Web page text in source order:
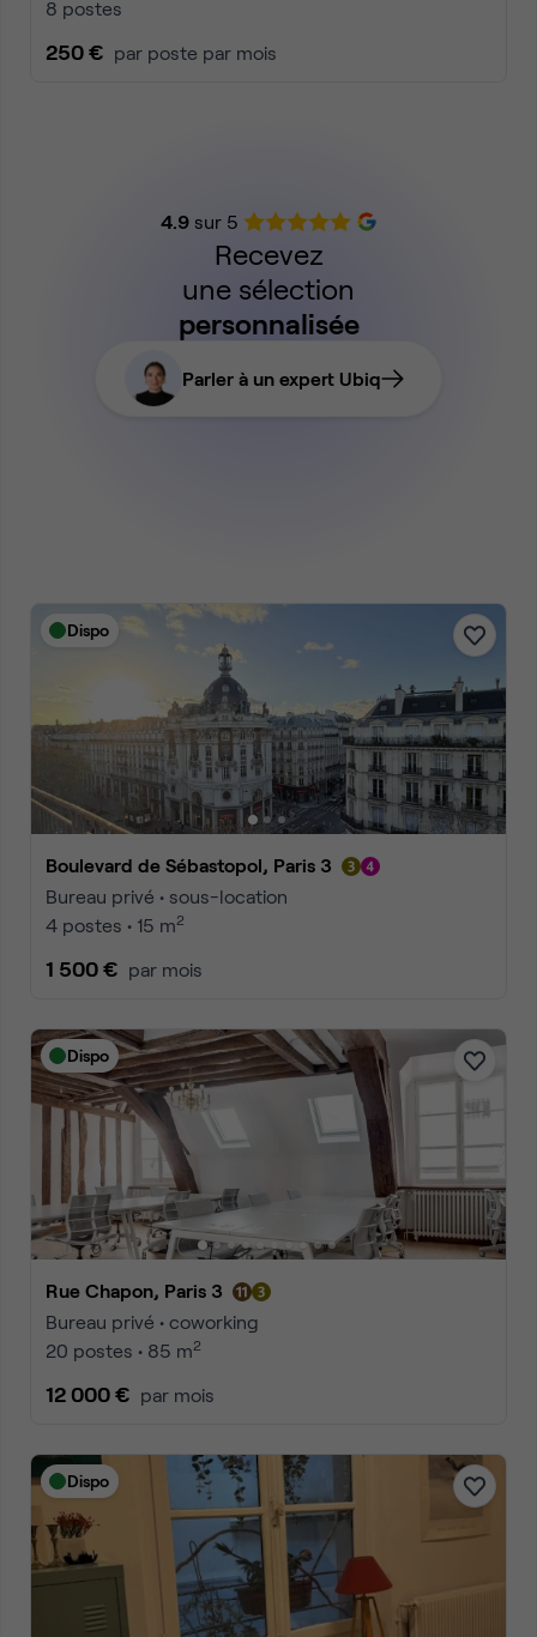
8 postes
250 € par poste par mois
4.9sur 5
Recevez
une sélection
personnalisée
Parler à un expert Ubiq
Dispo
Boulevard de Sébastopol, Paris 3
Bureau privé • sous-location
4 postes • 15 m2
1 500 € par mois
Dispo
Rue Chapon, Paris 3
Bureau privé • coworking
20 postes • 85 m2
12 000 € par mois
Dispo